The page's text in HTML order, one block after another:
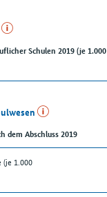
Schulen 2019 (je 1.000
dem Abschluss 2019
(je 1.000